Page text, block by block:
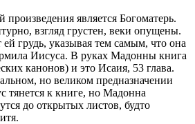
является Богоматерь.
взгляд грустен, веки опущены.
грудь, указывая тем самым, что она
Иисуса. В руках Мадонны книга
канонов) и это Исаия, 53 глава.
но великом предназначении
тянется к книге, но Мадонна
до открытых листов, будто